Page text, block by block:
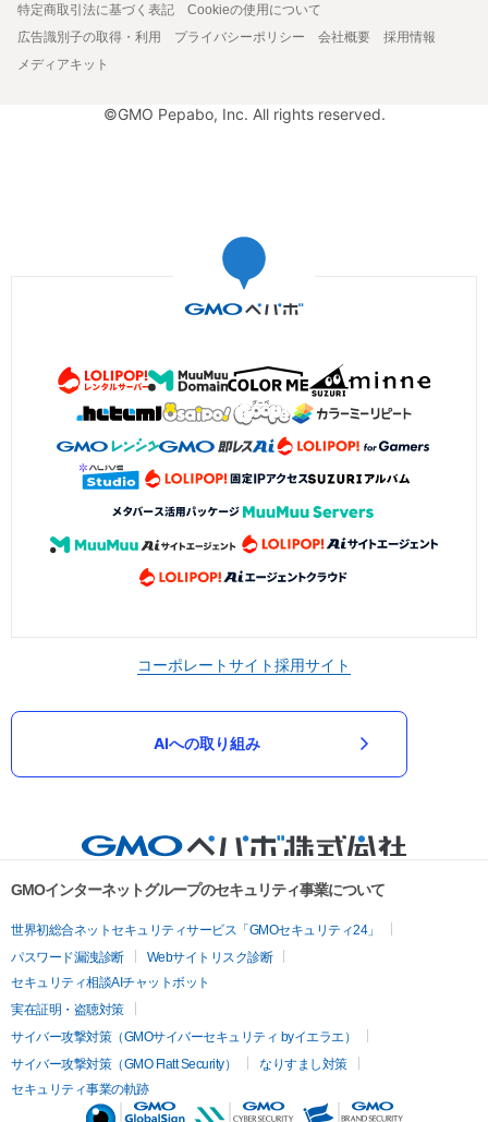
特定商取引法に基づく表記
Cookieの使用について
広告識別子の取得・利用
プライバシーポリシー 会社概要
採用情報
メディアキット
©GMO Pepabo, Inc. All rights reserved.
コーポレートサイト採用サイト
AIへの取り組み
GMOインターネットグループのセキュリティ事業について
世界初総合ネットセキュリティサービス「GMOセキュリティ24」
パスワード漏洩診断
Webサイトリスク診断
セキュリティ相談AIチャットボット
実在証明・盗聴対策
サイバー攻撃対策（GMOサイバーセキュリティ byイエラエ）
サイバー攻撃対策（GMO Flatt Security）
なりすまし対策
セキュリティ事業の軌跡